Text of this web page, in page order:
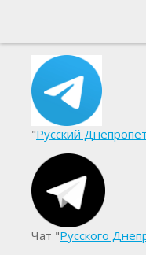
"Русский
Чат "Русского